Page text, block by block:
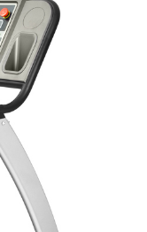
scolaire ?
24h
le programme
CP à la Terminale